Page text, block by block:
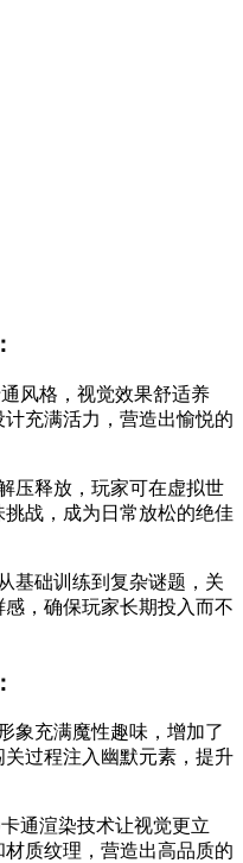
风格，视觉效果舒适养
充满活力，营造出愉悦的
压释放，玩家可在虚拟世
战，成为日常放松的绝佳
基础训练到复杂谜题，关
，确保玩家长期投入而不
象充满魔性趣味，增加了
过程注入幽默元素，提升
通渲染技术让视觉更立
质纹理，营造出高品质的